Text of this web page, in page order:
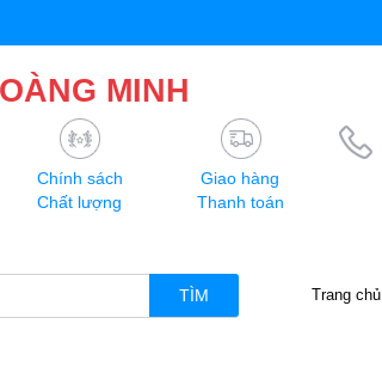
MINH
Chính sách
Chất lượng
Giao hàng
Thanh toán
TÌM Trang chủ